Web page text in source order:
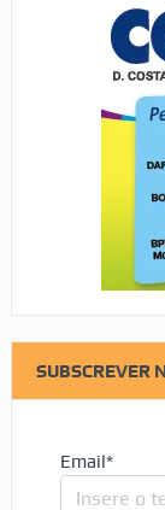
SUBSCREVER
Email*